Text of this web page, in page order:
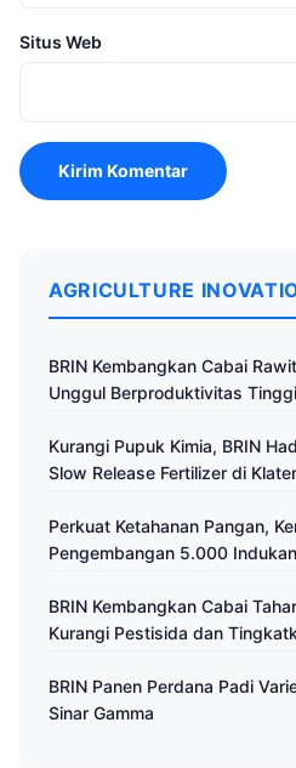
Situs Web
AGRICULTURE
BRIN Kembangkan Cabai
Unggul Berproduktivitas Tinggi
Kurangi Pupuk Kimia, BRIN
Slow Release Fertilizer di
Perkuat Ketahanan Pangan,
Pengembangan 5.000
BRIN Kembangkan Cabai
Kurangi Pestisida dan
BRIN Panen Perdana Padi
Sinar Gamma